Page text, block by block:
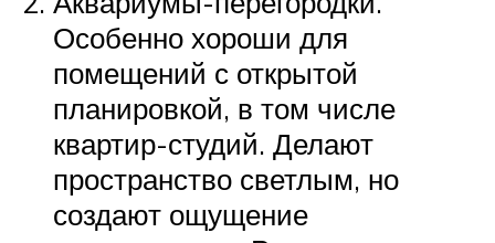
Особенно хороши для
помещений с открытой
планировкой, в том числе
квартир-студий. Делают
пространство светлым, но
создают ощущение